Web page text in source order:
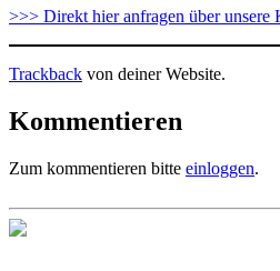
>>> Direkt hier anfragen über unsere
Trackback von deiner Website.
Kommentieren
Zum kommentieren bitte einloggen.